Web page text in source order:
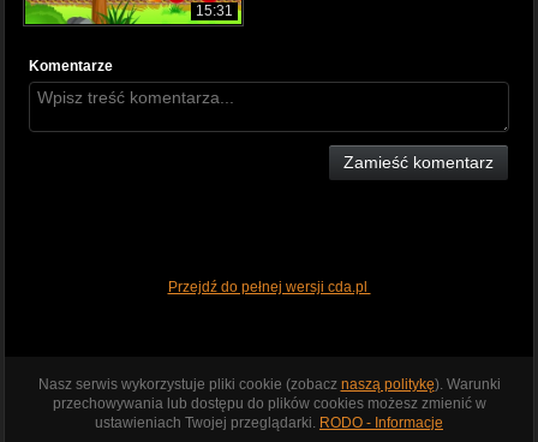
15:31
Komentarze
Zamieść komentarz
Przejdź do pełnej wersji cda.pl
Nasz serwis wykorzystuje pliki cookie (zobacz naszą politykę). Warunki
przechowywania lub dostępu do plików cookies możesz zmienić w
ustawieniach Twojej przeglądarki. RODO - Informacje